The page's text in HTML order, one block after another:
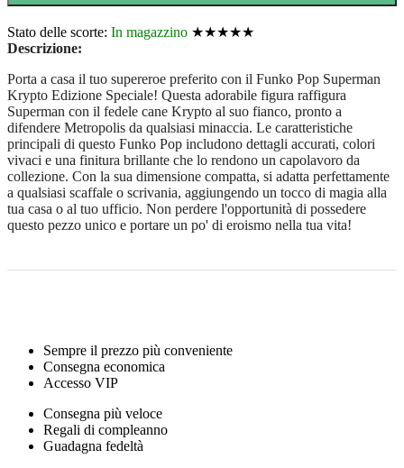
Stato delle scorte: In magazzino ★★★★★
Descrizione:
Porta a casa il tuo supereroe preferito con il Funko Pop Superman
Krypto Edizione Speciale! Questa adorabile figura raffigura
Superman con il fedele cane Krypto al suo fianco, pronto a
difendere Metropolis da qualsiasi minaccia. Le caratteristiche
principali di questo Funko Pop includono dettagli accurati, colori
vivaci e una finitura brillante che lo rendono un capolavoro da
collezione. Con la sua dimensione compatta, si adatta perfettamente
a qualsiasi scaffale o scrivania, aggiungendo un tocco di magia alla
tua casa o al tuo ufficio. Non perdere l'opportunità di possedere
questo pezzo unico e portare un po' di eroismo nella tua vita!
Sempre il prezzo più conveniente
Consegna economica
Accesso VIP
Consegna più veloce
Regali di compleanno
Guadagna fedeltà